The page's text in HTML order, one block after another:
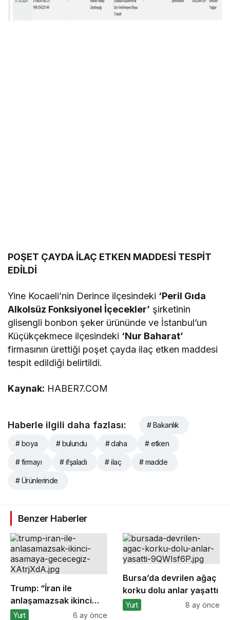
POŞET ÇAYDA İLAÇ ETKEN MADDESİ TESPİT
EDİLDİ
Yine Kocaeli’nin Derince ilçesindeki ‘Peril Gıda
Alkolsüz Fonksiyonel İçecekler’ şirketinin
glisengli bonbon şeker ürününde ve İstanbul’un
Küçükçekmece ilçesindeki ‘Nur Baharat’
firmasının ürettiği poşet çayda ilaç etken maddesi
tespit edildiği belirtildi.
Kaynak: HABER7.COM
Haberle ilgili daha fazlası: # Bakanlık
# boya # bulundu # daha # etken
# firmayı # ifşaladı # ilaç # madde
# Ürünlerinde
Benzer Haberler
Trump: “İran ile
anlaşamazsak ikinci
aşamaya geçeceğiz”
Yurt 6 ay önce
Bursa’da devrilen ağaç
korku dolu anlar yaşattı
Yurt 8 ay önce